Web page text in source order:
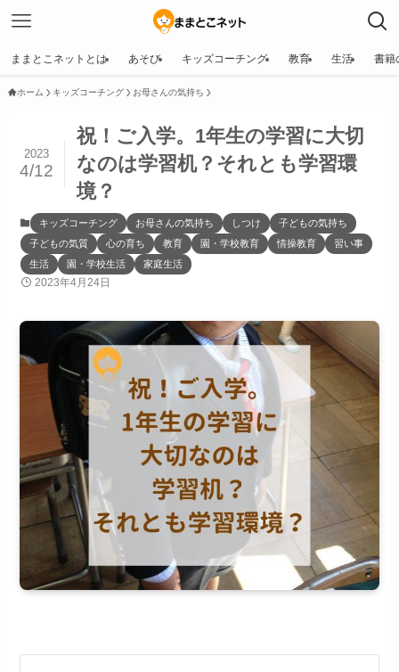
ままとこネットとは あそび キッズコーチング 教育 生活 書籍
ホーム キッズコーチング お母さんの気持ち
祝！ご入学。1年生の学習に大切
なのは学習机？それとも学習環
境？
2023
4/12
キッズコーチング お母さんの気持ち しつけ
子どもの気持ち
子どもの気質
心の育ち 教育 園・学校教育 情操教育
習い事
生活
園・学校生活 家庭生活
2023年4月24日